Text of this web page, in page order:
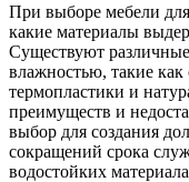
При выборе мебели
какие материалы
Существуют
влажностью, такие
термопластики и
преимуществ и
выбор для создания
сокращений срока
водостойких